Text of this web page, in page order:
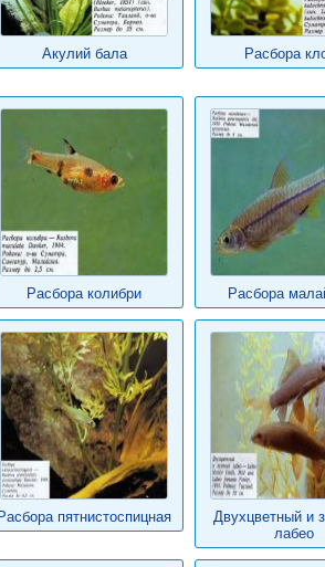
Акулий бала Расбора
Расбора колибри Расбора
Расбора пятнистоспицная
Двухцветный и
лабео